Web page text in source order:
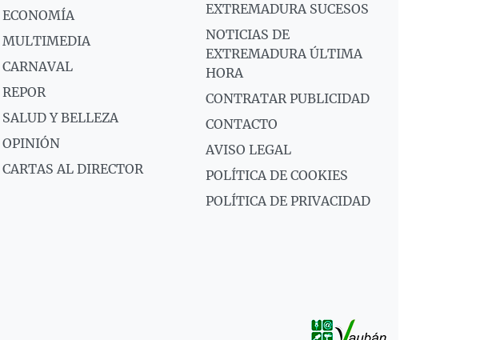
ECONOMÍA
MULTIMEDIA
CARNAVAL
REPOR
SALUD Y BELLEZA
OPINIÓN
CARTAS AL DIRECTOR
EXTREMADURA SUCESOS
NOTICIAS DE
EXTREMADURA ÚLTIMA
HORA
CONTRATAR PUBLICIDAD
CONTACTO
AVISO LEGAL
POLÍTICA DE COOKIES
POLÍTICA DE PRIVACIDAD